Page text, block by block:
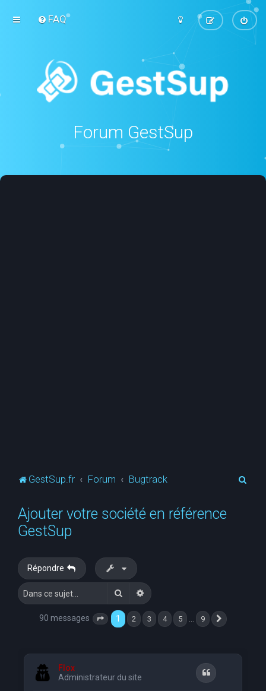
FAQ
Forum GestSup
GestSup.fr Forum Bugtrack
Ajouter votre société en référence
GestSup
Répondre
RechercherRecherche avancée
90 messages Page 1 sur
1 2 3 4 5 9
Flox
Administrateur du site
Citation